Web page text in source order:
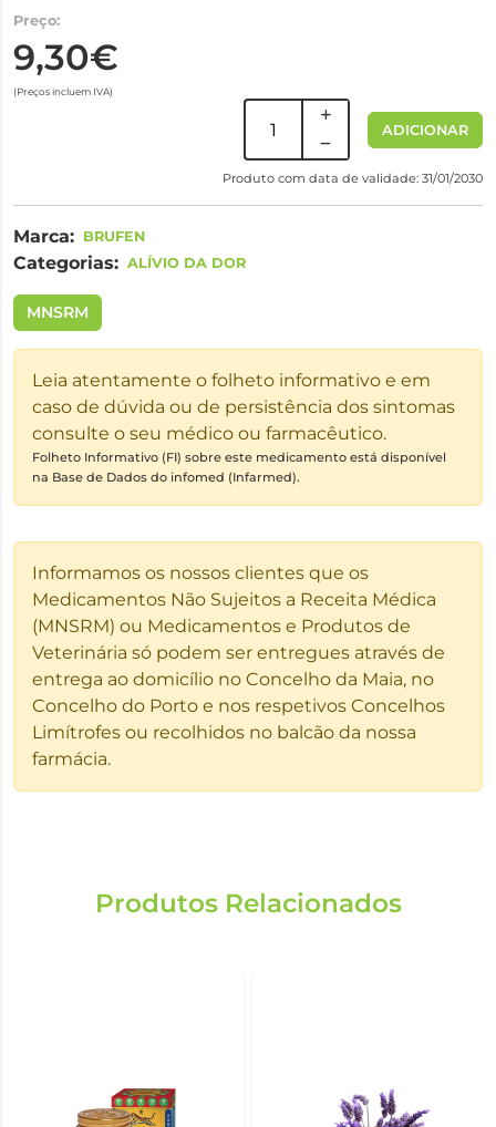
Preço:
9,30€
(Preços incluem IVA)
ADICIONAR
Produto com data de validade: 31/01/2030
Marca: BRUFEN
Categorias: ALÍVIO DA DOR
MNSRM
Leia atentamente o folheto informativo e em
caso de dúvida ou de persistência dos sintomas
consulte o seu médico ou farmacêutico.
Folheto Informativo (FI) sobre este medicamento está disponível
na Base de Dados do infomed (Infarmed).
Informamos os nossos clientes que os
Medicamentos Não Sujeitos a Receita Médica
(MNSRM) ou Medicamentos e Produtos de
Veterinária só podem ser entregues através de
entrega ao domicílio no Concelho da Maia, no
Concelho do Porto e nos respetivos Concelhos
Limítrofes ou recolhidos no balcão da nossa
farmácia.
Produtos Relacionados